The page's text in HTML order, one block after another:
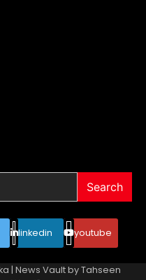
Search
linkedin youtube
| News Vault byTahseen